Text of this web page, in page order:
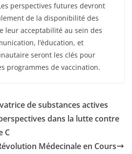
perspectives futures devront
de la disponibilité des
leur acceptabilité au sein des
l’éducation, et
seront les clés pour
programmes de vaccination.
de substances actives
dans la lutte contre
C
Médecinale en Cours